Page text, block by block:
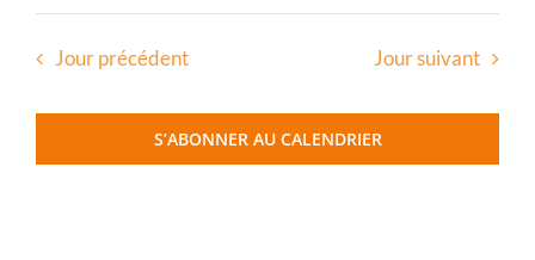
Jour précédent Jour suivant
S’ABONNER AU CALENDRIER